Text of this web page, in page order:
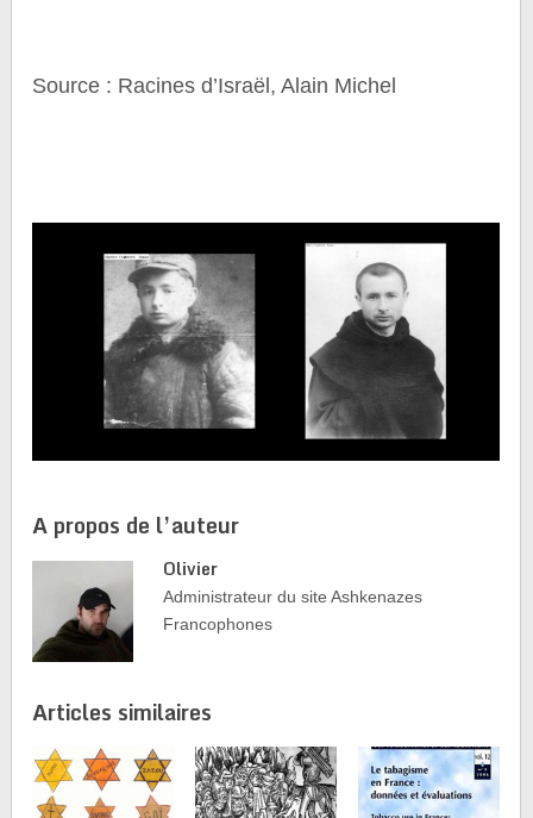
Source : Racines d’Israël, Alain Michel
A propos de l’auteur
Olivier
Administrateur du site Ashkenazes
Francophones
Articles similaires